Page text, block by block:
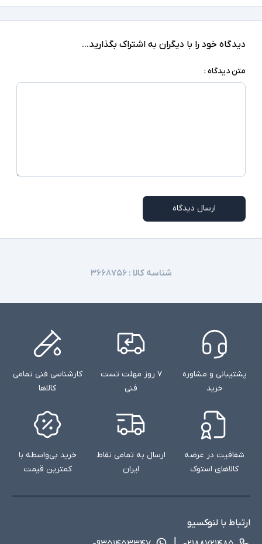
حافظه داخلی 128GB
رزولوشن دوربین سلفی
نوع باتری لیتیوم پلیمری (Li-poly)
نوع شارژ باسیم
توضیحات تکمیلی محصول همراه با کابل شارژ و بدون آداپتور می باشد
دیدگاه خود را با دیگران به اشتراک بگذارید...
متن دیدگاه :
ارسال دیدگاه
شناسه کالا :۳۶۶۸۷۵۶
پشتیبانی و مشاوره
خرید
۷ روز مهلت تست
فنی
کارشناسی فنی تمامی
کالاها
شفافیت در عرضه
کالاهای استوک
ارسال به تمامی نقاط
ایران
خرید بی‌واسطه با
کمترین قیمت
ارتباط با لنوکسیو